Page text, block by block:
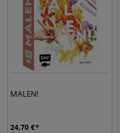
MALEN!
24,70 €